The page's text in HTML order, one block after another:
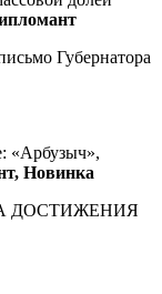
Губернатора
«Арбузыч»,
Новинка
«ЗА ДОСТИЖЕНИЯ